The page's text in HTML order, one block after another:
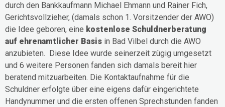
durch den Bankkaufmann Michael Ehmann und Rainer Fich,
Gerichtsvollzieher, (damals schon 1. Vorsitzender der AWO)
die Idee geboren, eine kostenlose Schuldnerberatung
auf ehrenamtlicher Basis in Bad Vilbel durch die AWO
anzubieten. Diese Idee wurde seinerzeit zügig umgesetzt
und 6 weitere Personen fanden sich damals bereit hier
beratend mitzuarbeiten. Die Kontaktaufnahme für die
Schuldner erfolgte über eine eigens dafür eingerichtete
Handynummer und die ersten offenen Sprechstunden fanden